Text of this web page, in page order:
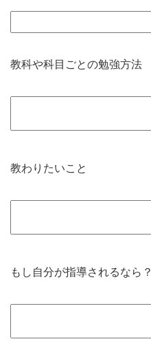
教科や科目ごとの勉強方法
教わりたいこと
もし自分が指導されるなら？